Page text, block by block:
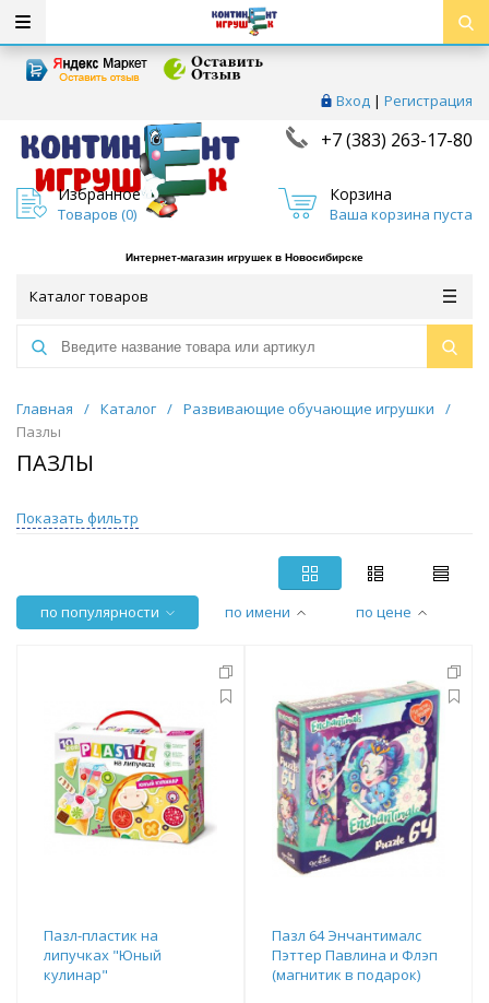
Вход | Регистрация
+7 (383) 263-17-80
Избранное
Товаров (0)
Корзина
Ваша корзина пуста
Интернет-магазин игрушек в Новосибирске
Каталог товаров
Главная / Каталог / Развивающие обучающие игрушки
/
Пазлы
ПАЗЛЫ
Показать фильтр
по популярности по имени по цене
Пазл-пластик на
липучках "Юный
кулинар"
Пазл 64 Энчантималс
Пэттер Павлина и Флэп
(магнитик в подарок)